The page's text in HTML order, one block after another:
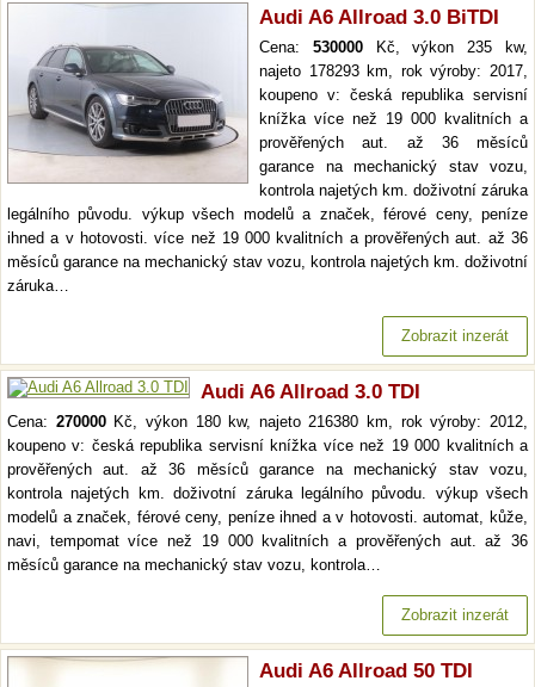
Audi A6 Allroad 3.0 BiTDI
Cena: 530000Kč, výkon 235 kw,
najeto 178293 km, rok výroby: 2017,
koupeno v: česká republika servisní
knížka více než 19 000 kvalitních a
prověřených aut. až 36 měsíců
garance na mechanický stav vozu,
kontrola najetých km. doživotní záruka
legálního původu. výkup všech modelů a značek, férové ceny, peníze
ihned a v hotovosti. více než 19 000 kvalitních a prověřených aut. až 36
měsíců garance na mechanický stav vozu, kontrola najetých km. doživotní
záruka…
Zobrazit inzerát
Audi A6 Allroad 3.0 TDI
Cena: 270000Kč, výkon 180 kw, najeto 216380 km, rok výroby: 2012,
koupeno v: česká republika servisní knížka více než 19 000 kvalitních a
prověřených aut. až 36 měsíců garance na mechanický stav vozu,
kontrola najetých km. doživotní záruka legálního původu. výkup všech
modelů a značek, férové ceny, peníze ihned a v hotovosti. automat, kůže,
navi, tempomat více než 19 000 kvalitních a prověřených aut. až 36
měsíců garance na mechanický stav vozu, kontrola…
Zobrazit inzerát
Audi A6 Allroad 50 TDI